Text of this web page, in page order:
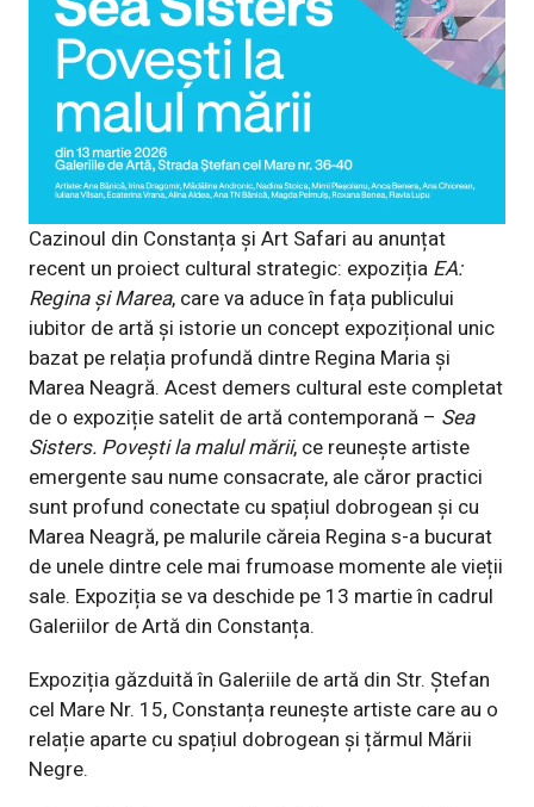
Cazinoul din Constanța și Art Safari au anunțat
recent un proiect cultural strategic: expoziția EA:
Regina și Marea, care va aduce în fața publicului
iubitor de artă și istorie un concept expozițional unic
bazat pe relația profundă dintre Regina Maria și
Marea Neagră. Acest demers cultural este completat
de o expoziție satelit de artă contemporană – Sea
Sisters. Povești la malul mării, ce reunește artiste
emergente sau nume consacrate, ale căror practici
sunt profund conectate cu spațiul dobrogean și cu
Marea Neagră, pe malurile căreia Regina s-a bucurat
de unele dintre cele mai frumoase momente ale vieții
sale. Expoziția se va deschide pe 13 martie în cadrul
Galeriilor de Artă din Constanța.
Expoziția găzduită în Galeriile de artă din Str. Ștefan
cel Mare Nr. 15, Constanța reunește artiste care au o
relație aparte cu spațiul dobrogean și țărmul Mării
Negre.